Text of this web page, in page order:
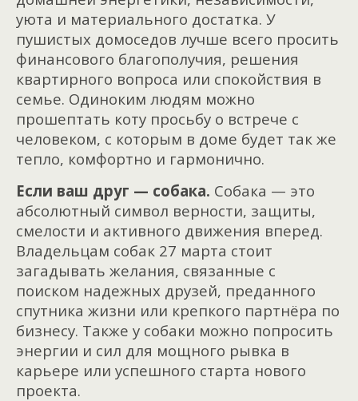
уюта и материального достатка. У
пушистых домоседов лучше всего просить
финансового благополучия, решения
квартирного вопроса или спокойствия в
семье. Одиноким людям можно
прошептать коту просьбу о встрече с
человеком, с которым в доме будет так же
тепло, комфортно и гармонично.
Если ваш друг — собака. Собака — это
абсолютный символ верности, защиты,
смелости и активного движения вперед.
Владельцам собак 27 марта стоит
загадывать желания, связанные с
поиском надежных друзей, преданного
спутника жизни или крепкого партнёра по
бизнесу. Также у собаки можно попросить
энергии и сил для мощного рывка в
карьере или успешного старта нового
проекта.